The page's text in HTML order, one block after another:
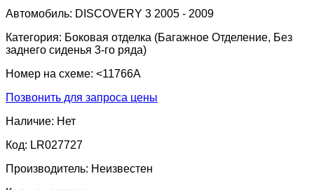
Автомобиль: DISCOVERY 3 2005 - 2009
Категория: Боковая отделка (Багажное Отделение, Без
заднего сиденья 3-го ряда)
Номер на схеме: <11766A
Позвонить для запроса цены
Наличие: Нет
Код: LR027727
Производитель: Неизвестен